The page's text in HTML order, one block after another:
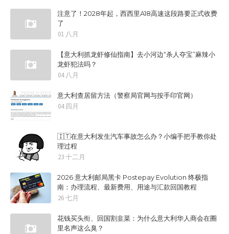
注意了！2028年起，西西里A18高速这段路要正式收费
了
01 八月
【意大利抓龙虾修仙指南】去小河边“杀人夺宝”麻辣小
龙虾犯法吗？
04 八月
意大利查居留方法（警察局官网与按手印官网）
04 四月
🇮🇹在意大利发生汽车事故怎么办？小编手把手教你处
理过程
23 十二月
2026 意大利邮局黑卡 Postepay Evolution 终极指
南：办理流程、最新费用、用途与汇款回国教程
26 七月
花钱买头衔、回国割韭菜：为什么意大利华人商会在圈
里名声这么臭？